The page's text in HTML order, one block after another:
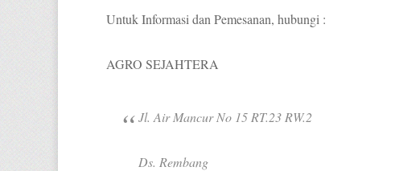
Untuk Informasi dan Pemesanan, hubungi :
AGRO SEJAHTERA
Jl. Air Mancur No 15 RT.23 RW.2
Ds. Rembang